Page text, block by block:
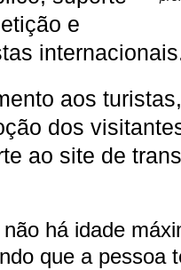
e
aos
dos
ao site de
há idade
que a pessoa